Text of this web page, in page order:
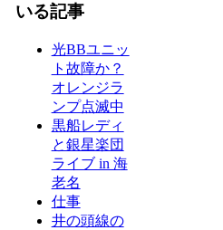
いる記事
光BBユニッ
ト故障か？
オレンジラ
ンプ点滅中
黒船レディ
と銀星楽団
ライブ in 海
老名
仕事
井の頭線の